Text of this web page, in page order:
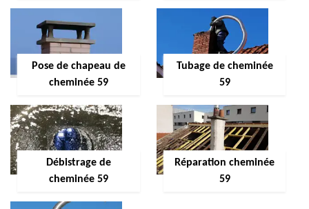
Pose de chapeau de
cheminée 59
Tubage de cheminée
59
Débistrage de
cheminée 59
Réparation cheminée
59